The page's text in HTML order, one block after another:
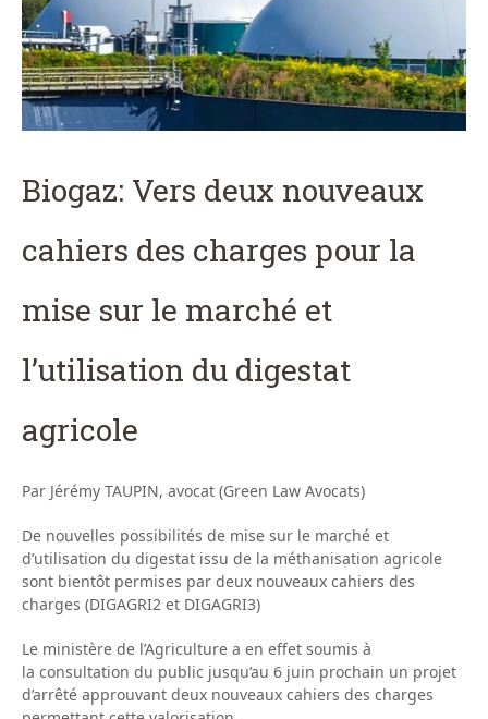
Biogaz: Vers deux nouveaux
cahiers des charges pour la
mise sur le marché et
l’utilisation du digestat
agricole
Par Jérémy TAUPIN, avocat (Green Law Avocats)
De nouvelles possibilités de mise sur le marché et
d’utilisation du digestat issu de la méthanisation agricole
sont bientôt permises par deux nouveaux cahiers des
charges (DIGAGRI2 et DIGAGRI3)
Le ministère de l’Agriculture a en effet soumis à
la consultation du public jusqu’au 6 juin prochain un projet
d’arrêté approuvant deux nouveaux cahiers des charges